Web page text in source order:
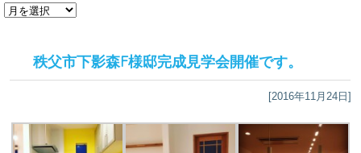
ア
秩父市下影森F様邸完成見学会開催です。
[2016年11月24日]